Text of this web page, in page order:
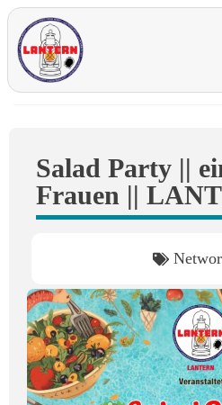
Salad Party ||
Frauen ||